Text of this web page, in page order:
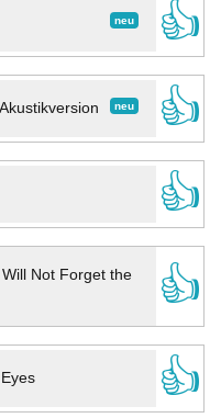
neu
👍
neu
👍
👍
Not Forget the
👍
👍